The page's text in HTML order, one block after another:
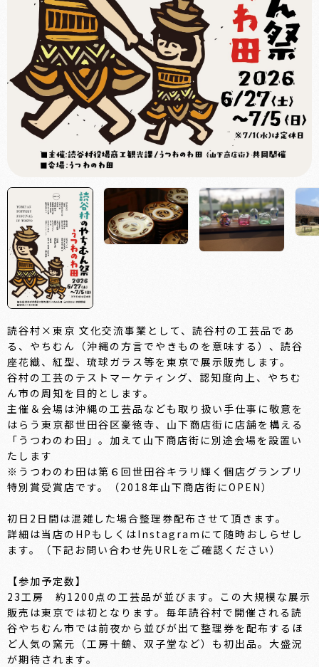
読谷村×東京 文化交流事業として、読谷村の工芸品であ
る、やちむん（沖縄の方言でやきものを意味する）、読谷
座花織、紅型、琉球ガラス等を東京で展示販売します。
谷村の工芸のテストマーケティング、認知度向上、やちむ
ん市の周知を目的とします。
主催＆会場は沖縄の工芸品なども取り扱い手仕事に敬意を
はらう東京都世田谷区豪徳寺、山下商店街に店舗を構える
「うつわのわ田」。加えて山下商店街に別途会場を設置い
たします
※うつわのわ田は第６回世田谷キラリ輝く個店グランプリ
特別賞受賞店です。（2018年山下商店街にOPEN）
初日2日間は混雑した場合整理券配布させて頂きます。
詳細は当店のHPもしくはInstagramにて随時おしらせし
ます。（下記お問い合わせ先URLをご確認ください）
【参加予定数】
23工房 約1200点の工芸品が並びます。この大規模な展示
販売は東京では初となります。毎年読谷村で開催される読
谷やちむん市では前夜から並びが出て整理券を配布するほ
ど人気の窯元（工房十鶴、双子堂など）も初出品。大盛況
が期待されます。